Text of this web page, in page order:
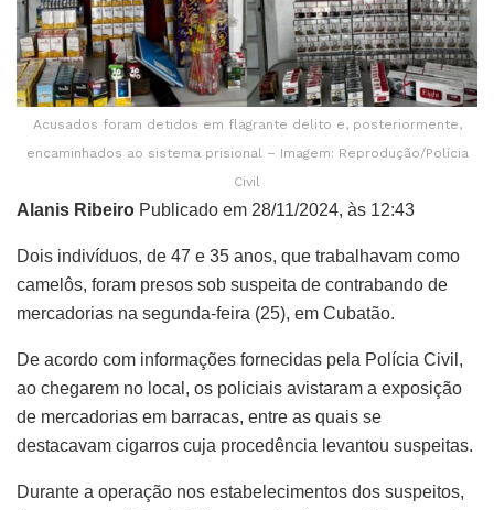
Acusados foram detidos em flagrante delito e, posteriormente,
encaminhados ao sistema prisional – Imagem: Reprodução/Polícia
Civil
Alanis Ribeiro Publicado em 28/11/2024, às 12:43
Dois indivíduos, de 47 e 35 anos, que trabalhavam como
camelôs, foram presos sob suspeita de contrabando de
mercadorias na segunda-feira (25), em Cubatão.
De acordo com informações fornecidas pela Polícia Civil,
ao chegarem no local, os policiais avistaram a exposição
de mercadorias em barracas, entre as quais se
destacavam cigarros cuja procedência levantou suspeitas.
Durante a operação nos estabelecimentos dos suspeitos,